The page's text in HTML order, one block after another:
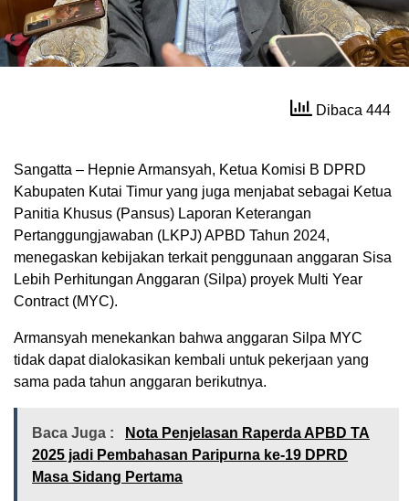
Dibaca 444
Sangatta – Hepnie Armansyah, Ketua Komisi B DPRD
Kabupaten Kutai Timur yang juga menjabat sebagai Ketua
Panitia Khusus (Pansus) Laporan Keterangan
Pertanggungjawaban (LKPJ) APBD Tahun 2024,
menegaskan kebijakan terkait penggunaan anggaran Sisa
Lebih Perhitungan Anggaran (Silpa) proyek Multi Year
Contract (MYC).
Armansyah menekankan bahwa anggaran Silpa MYC
tidak dapat dialokasikan kembali untuk pekerjaan yang
sama pada tahun anggaran berikutnya.
Baca Juga :
Nota Penjelasan Raperda APBD TA
2025 jadi Pembahasan Paripurna ke-19 DPRD
Masa Sidang Pertama